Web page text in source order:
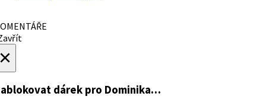
dárek pro Dominika…